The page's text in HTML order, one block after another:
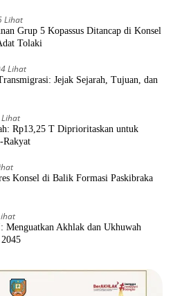
Lihat
Grup 5 Kopassus Ditancap di Konsel
Tolaki
Lihat
Jejak Sejarah, Tujuan, dan
Rp13,25 T Diprioritaskan untuk
Rakyat
Konsel di Balik Formasi Paskibraka
Akhlak dan Ukhuwah